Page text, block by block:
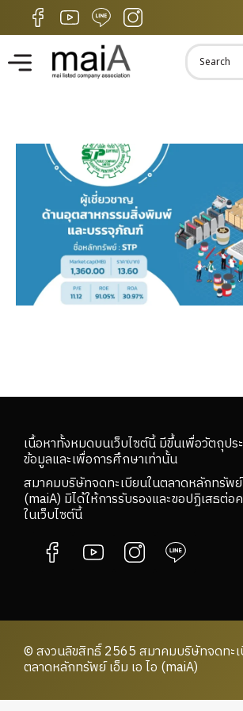
เนื้อหาทั้งหมดบนเว็บไซต์นี้ มีขึ้นเพื่อวัตถุปร
ข้อมูลและเพื่อการศึกษาเท่านั้น
สมาคมบริษัทจดทะเบียนในตลาดหลักทรัพย์
(maiA) มิได้ให้การรับรองและขอปฏิเสธต่อ
ในเว็บไซต์นี้
© สงวนลิขสิทธิ์ 2565 สมาคมบริษัทจดทะ
ตลาดหลักทรัพย์ เอ็ม เอ ไอ (maiA)